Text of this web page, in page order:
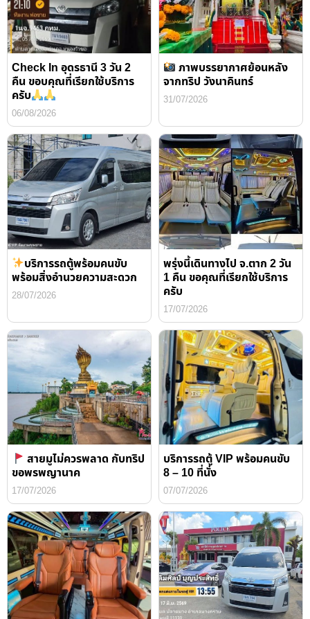
Check In อุดรธานี 3 วัน 2
คืน ขอบคุณที่เรียกใช้บริการ
ครับ
06/08/2026
ภาพบรรยากาศย้อนหลัง
จากทริป วังนาคินทร์
31/07/2026
บริการรถตู้พร้อมคนขับ
พร้อมสิ่งอำนวยความสะดวก
28/07/2026
พรุ่งนี้เดินทางไป จ.ตาก 2 วัน
1 คืน ขอคุณที่เรียกใช้บริการ
ครับ
17/07/2026
สายมูไม่ควรพลาด กับทริป
ขอพรพญานาค
17/07/2026
บริการรถตู้ VIP พร้อมคนขับ
8 – 10 ที่นั่ง
07/07/2026